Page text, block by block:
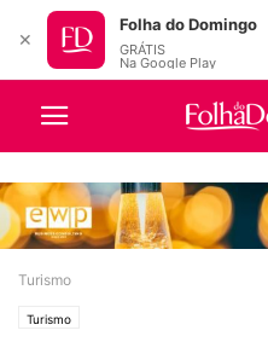
Turismo
Turismo
✕
Folha do Domingo
GRÁTIS
Na Google Play